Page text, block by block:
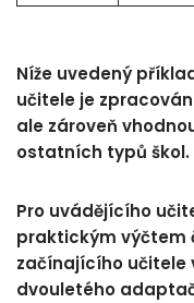
Níže uvedený
učitele je
ale zároveň
ostatních typů škol.
Pro uvádějícího
praktickým výčtem
začínajícího učitele
dvouletého